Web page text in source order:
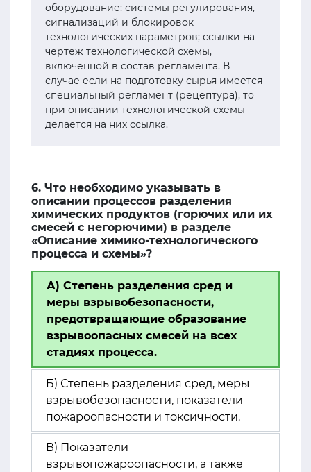
оборудование; системы регулирования,
сигнализаций и блокировок
технологических параметров; ссылки на
чертеж технологической схемы,
включенной в состав регламента. В
случае если на подготовку сырья имеется
специальный регламент (рецептура), то
при описании технологической схемы
делается на них ссылка.
6. Что необходимо указывать в
описании процессов разделения
химических продуктов (горючих или их
смесей с негорючими) в разделе
«Описание химико-технологического
процесса и схемы»?
А) Степень разделения сред и
меры взрывобезопасности,
предотвращающие образование
взрывоопасных смесей на всех
стадиях процесса.
Б) Степень разделения сред, меры
взрывобезопасности, показатели
пожароопасности и токсичности.
В) Показатели
взрывопожароопасности, а также